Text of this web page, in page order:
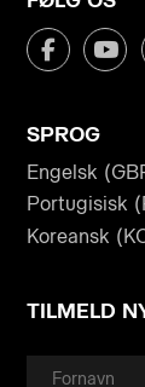
SPROG
Engelsk
Portugisisk
Koreansk
TILMELD